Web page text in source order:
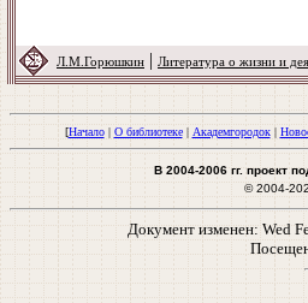
Л.М.Горюшкин | Литература о жизни и
[Начало| О библиотеке| Академгородок|
В 2004-2006 гг. проект
© 2004-
Документ изменен: Wed